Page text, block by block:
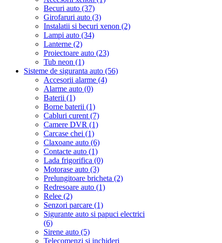
Becuri auto (37)
Girofaruri auto (3)
Instalatii si becuri xenon (2)
Lampi auto (34)
Lanterne (2)
Proiectoare auto (23)
Tub neon (1)
Sisteme de siguranta auto (56)
Accesorii alarme (4)
Alarme auto (0)
Baterii (1)
Borne baterii (1)
Cabluri curent (7)
Camere DVR (1)
Carcase chei (1)
Claxoane auto (6)
Contacte auto (1)
Lada frigorifica (0)
Motorase auto (3)
Prelungitoare bricheta (2)
Redresoare auto (1)
Relee (2)
Senzori parcare (1)
Sigurante auto si papuci electrici
(6)
Sirene auto (5)
Telecomenzi si inchideri